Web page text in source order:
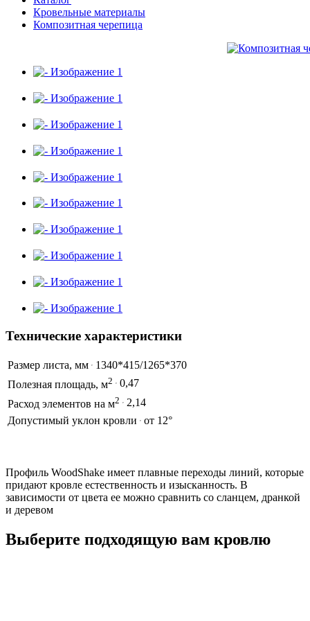
Кровельные материалы
Композитная черепица
Технические характеристики
Размер листа, мм
1340*415/1265*370
Полезная площадь, м2
0,47
Расход элементов на м2
2,14
Допустимый уклон кровли
от 12°
Профиль WoodShake имеет плавные переходы линий, которые
придают кровле естественность и изысканность. В
зависимости от цвета ее можно сравнить со сланцем, дранкой
и деревом
Выберите подходящую вам кровлю